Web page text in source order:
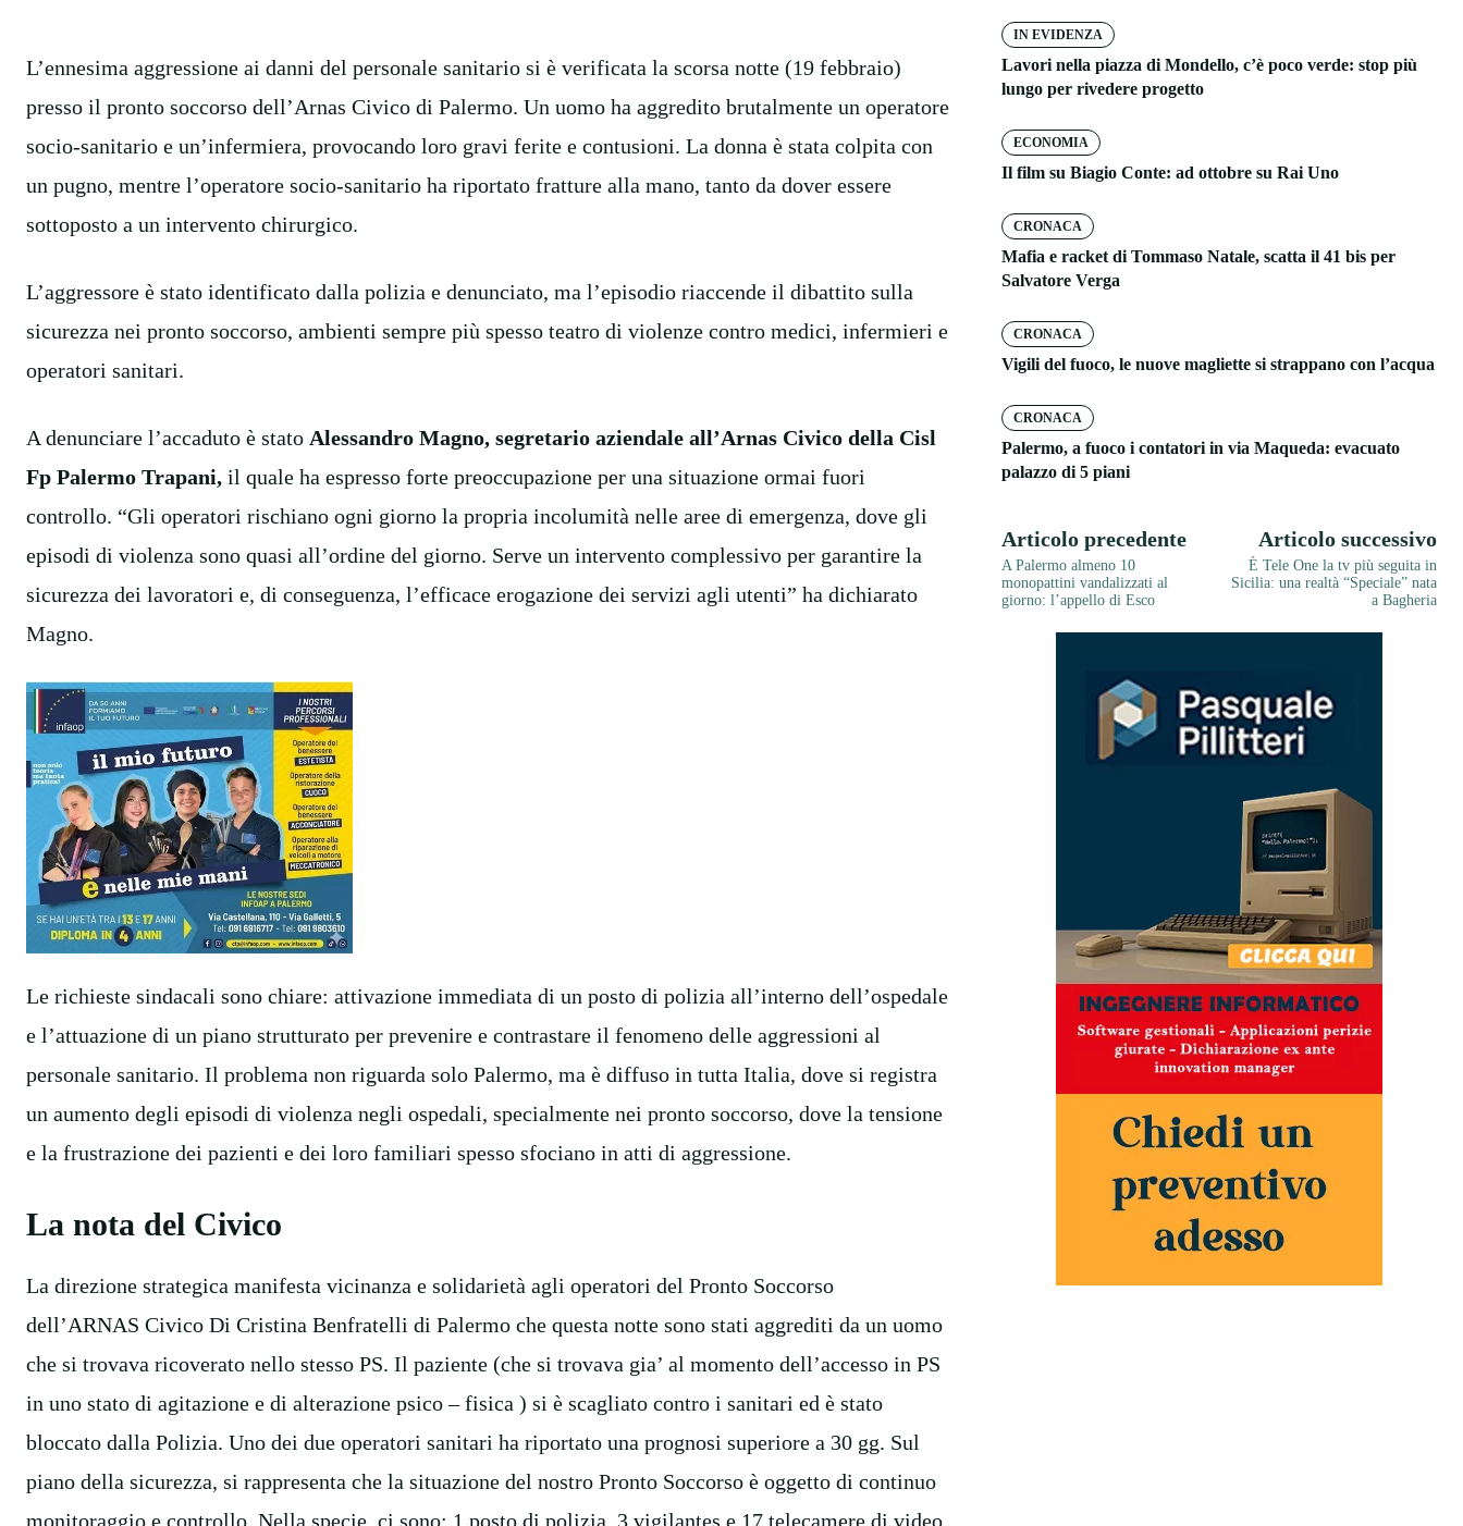
L’ennesima aggressione ai danni del personale sanitario si è verificata la scorsa notte (19 febbraio)
presso il pronto soccorso dell’Arnas Civico di Palermo. Un uomo ha aggredito brutalmente un operatore
socio-sanitario e un’infermiera, provocando loro gravi ferite e contusioni. La donna è stata colpita con
un pugno, mentre l’operatore socio-sanitario ha riportato fratture alla mano, tanto da dover essere
sottoposto a un intervento chirurgico.
L’aggressore è stato identificato dalla polizia e denunciato, ma l’episodio riaccende il dibattito sulla
sicurezza nei pronto soccorso, ambienti sempre più spesso teatro di violenze contro medici, infermieri e
operatori sanitari.
A denunciare l’accaduto è stato Alessandro Magno, segretario aziendale all’Arnas Civico della Cisl
Fp Palermo Trapani, il quale ha espresso forte preoccupazione per una situazione ormai fuori
controllo. “Gli operatori rischiano ogni giorno la propria incolumità nelle aree di emergenza, dove gli
episodi di violenza sono quasi all’ordine del giorno. Serve un intervento complessivo per garantire la
sicurezza dei lavoratori e, di conseguenza, l’efficace erogazione dei servizi agli utenti” ha dichiarato
Magno.
Le richieste sindacali sono chiare: attivazione immediata di un posto di polizia all’interno dell’ospedale
e l’attuazione di un piano strutturato per prevenire e contrastare il fenomeno delle aggressioni al
personale sanitario. Il problema non riguarda solo Palermo, ma è diffuso in tutta Italia, dove si registra
un aumento degli episodi di violenza negli ospedali, specialmente nei pronto soccorso, dove la tensione
e la frustrazione dei pazienti e dei loro familiari spesso sfociano in atti di aggressione.
La nota del Civico
La direzione strategica manifesta vicinanza e solidarietà agli operatori del Pronto Soccorso
dell’ARNAS Civico Di Cristina Benfratelli di Palermo che questa notte sono stati aggrediti da un uomo
che si trovava ricoverato nello stesso PS. Il paziente (che si trovava gia’ al momento dell’accesso in PS
in uno stato di agitazione e di alterazione psico – fisica ) si è scagliato contro i sanitari ed è stato
bloccato dalla Polizia. Uno dei due operatori sanitari ha riportato una prognosi superiore a 30 gg. Sul
piano della sicurezza, si rappresenta che la situazione del nostro Pronto Soccorso è oggetto di continuo
monitoraggio e controllo. Nella specie, ci sono: 1 posto di polizia, 3 vigilantes e 17 telecamere di video
IN EVIDENZA
Lavori nella piazza di Mondello, c’è poco verde: stop più
lungo per rivedere progetto
ECONOMIA
Il film su Biagio Conte: ad ottobre su Rai Uno
CRONACA
Mafia e racket di Tommaso Natale, scatta il 41 bis per
Salvatore Verga
CRONACA
Vigili del fuoco, le nuove magliette si strappano con l’acqua
CRONACA
Palermo, a fuoco i contatori in via Maqueda: evacuato
palazzo di 5 piani
Articolo precedente
A Palermo almeno 10
monopattini vandalizzati al
giorno: l’appello di Esco
Articolo successivo
È Tele One la tv più seguita in
Sicilia: una realtà “Speciale” nata
a Bagheria